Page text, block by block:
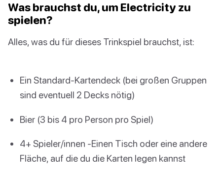
Was brauchst du, um Electricity zu
spielen?
Alles, was du für dieses Trinkspiel brauchst, ist:
Ein Standard-Kartendeck (bei großen Gruppen
sind eventuell 2 Decks nötig)
Bier (3 bis 4 pro Person pro Spiel)
4+ Spieler/innen -Einen Tisch oder eine andere
Fläche, auf die du die Karten legen kannst